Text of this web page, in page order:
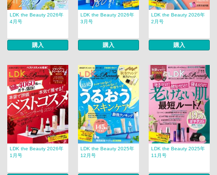
LDK the Beauty 2026年
4月号
購入
LDK the Beauty 2026年
3月号
購入
LDK the Beauty 2026年
2月号
購入
LDK the Beauty 2026年
1月号
LDK the Beauty 2025年
12月号
LDK the Beauty 2025年
11月号